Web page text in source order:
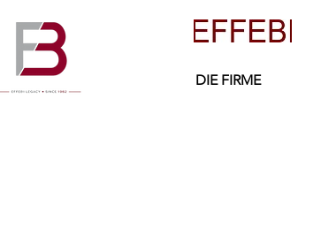
DIE FIRME